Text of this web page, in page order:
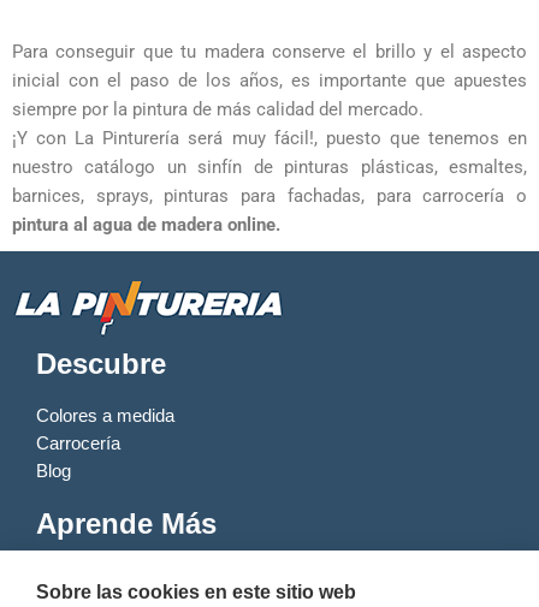
Para conseguir que tu madera conserve el brillo y el aspecto
inicial con el paso de los años, es importante que apuestes
siempre por la pintura de más calidad del mercado.
¡Y con La Pinturería será muy fácil!, puesto que tenemos en
nuestro catálogo un sinfín de pinturas plásticas, esmaltes,
barnices, sprays, pinturas para fachadas, para carrocería o
pintura al agua de madera online.
Descubre
Colores a medida
Carrocería
Blog
Aprende Más
Sobre las cookies en este sitio web